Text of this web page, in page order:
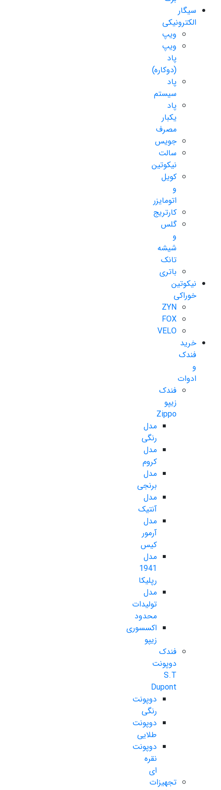
سیگار
الکترونیکی
ویپ
ویپ
پاد
(دوکاره)
پاد
سیستم
پاد
یکبار
مصرف
جویس
سالت
نیکوتین
کویل
و
اتومایزر
کارتریج
گلس
و
شیشه
تانک
باتری
نیکوتین
خوراکی
ZYN
FOX
VELO
خرید
فندک
و
ادوات
فندک
زیپو
Zippo
مدل
رنگی
مدل
کروم
مدل
برنجی
مدل
آنتیک
مدل
آرمور
کیس
مدل
1941
رپلیکا
مدل
تولیدات
محدود
اکسسوری
زیپو
فندک
دوپونت
S.T
Dupont
دوپونت
رنگی
دوپونت
طلایی
دوپونت
نقره
ای
تجهیزات